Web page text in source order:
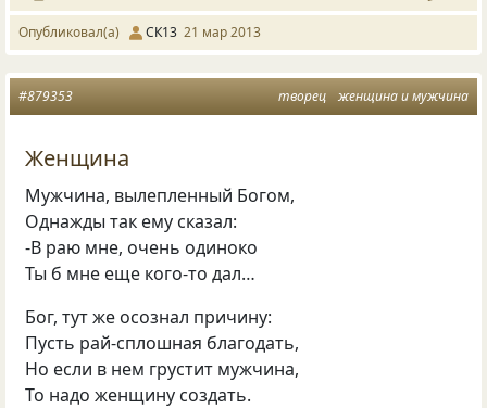
Опубликовал(а) СК13 21 мар 2013
творец женщина и мужчина
#879353
Женщина
Мужчина, вылепленный Богом,
Однажды так ему сказал:
-В раю мне, очень одиноко
Ты б мне еще кого-то дал…
Бог, тут же осознал причину:
Пусть рай-сплошная благодать,
Но если в нем грустит мужчина,
То надо женщину создать.